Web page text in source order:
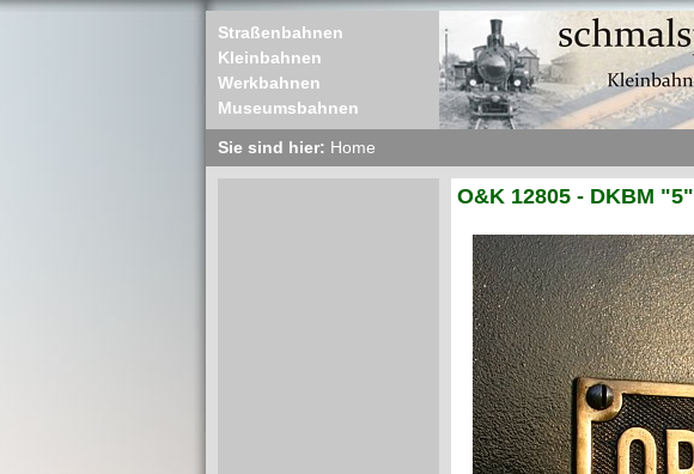
Straßenbahnen
Kleinbahnen
Werkbahnen
Museumsbahnen
Sie sind hier: Home
O&K 12805 - DKBM "5"